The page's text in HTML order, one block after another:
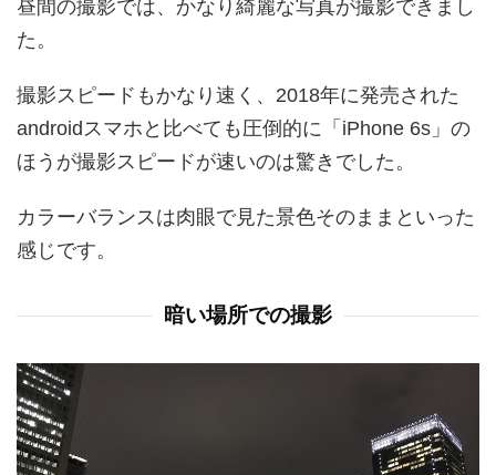
昼間の撮影では、かなり綺麗な写真が撮影できまし
た。
撮影スピードもかなり速く、2018年に発売された
androidスマホと比べても圧倒的に「iPhone 6s」の
ほうが撮影スピードが速いのは驚きでした。
カラーバランスは肉眼で見た景色そのままといった
感じです。
暗い場所での撮影